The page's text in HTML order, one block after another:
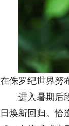
在侏罗纪世界努
进入暑期后
日焕新回归。恰